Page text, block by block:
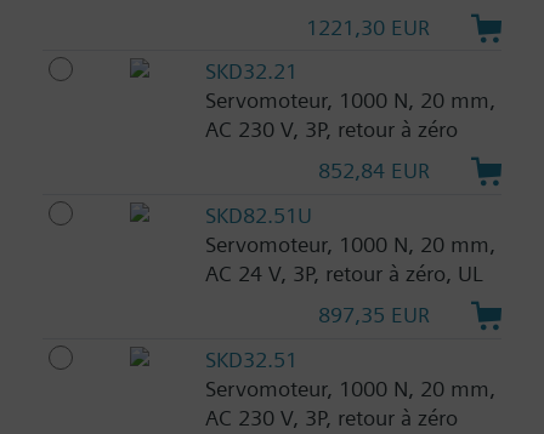
1221,30 EUR
SKD32.21
Servomoteur, 1000 N, 20 mm,
AC 230 V, 3P, retour à zéro
852,84 EUR
SKD82.51U
Servomoteur, 1000 N, 20 mm,
AC 24 V, 3P, retour à zéro, UL
897,35 EUR
SKD32.51
Servomoteur, 1000 N, 20 mm,
AC 230 V, 3P, retour à zéro